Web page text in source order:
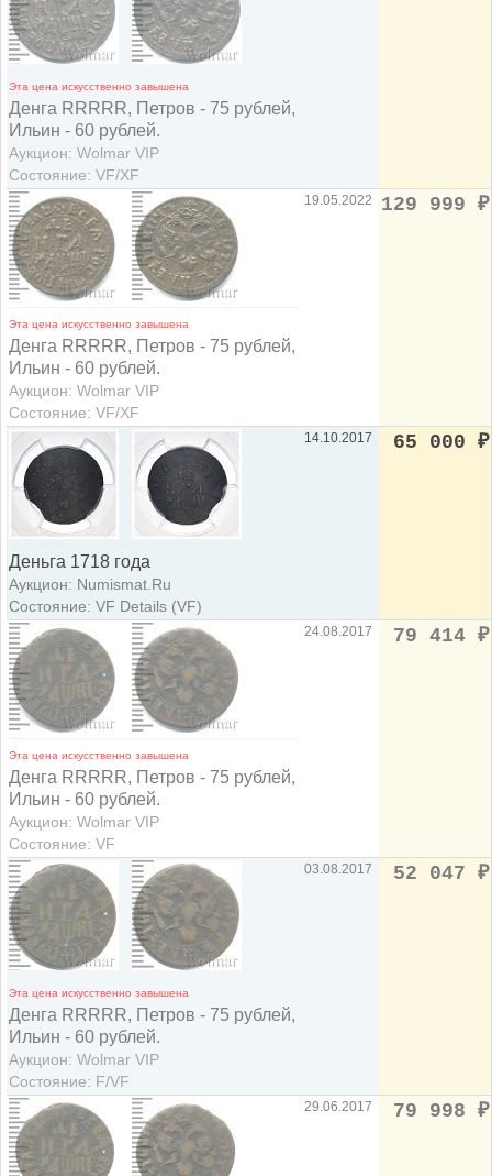
Эта цена искусственно завышена
Денга RRRRR, Петров - 75 рублей,
Ильин - 60 рублей.
Аукцион: Wolmar VIP
Состояние: VF/XF
Эта цена искусственно завышена
Денга RRRRR, Петров - 75 рублей,
Ильин - 60 рублей.
Аукцион: Wolmar VIP
Состояние: VF/XF
19.05.2022 129 999 ₽
Деньга 1718 года
Аукцион: Numismat.Ru
Состояние: VF Details (VF)
14.10.2017 65 000 ₽
Эта цена искусственно завышена
Денга RRRRR, Петров - 75 рублей,
Ильин - 60 рублей.
Аукцион: Wolmar VIP
Состояние: VF
24.08.2017 79 414 ₽
Эта цена искусственно завышена
Денга RRRRR, Петров - 75 рублей,
Ильин - 60 рублей.
Аукцион: Wolmar VIP
Состояние: F/VF
03.08.2017 52 047 ₽
29.06.2017 79 998 ₽